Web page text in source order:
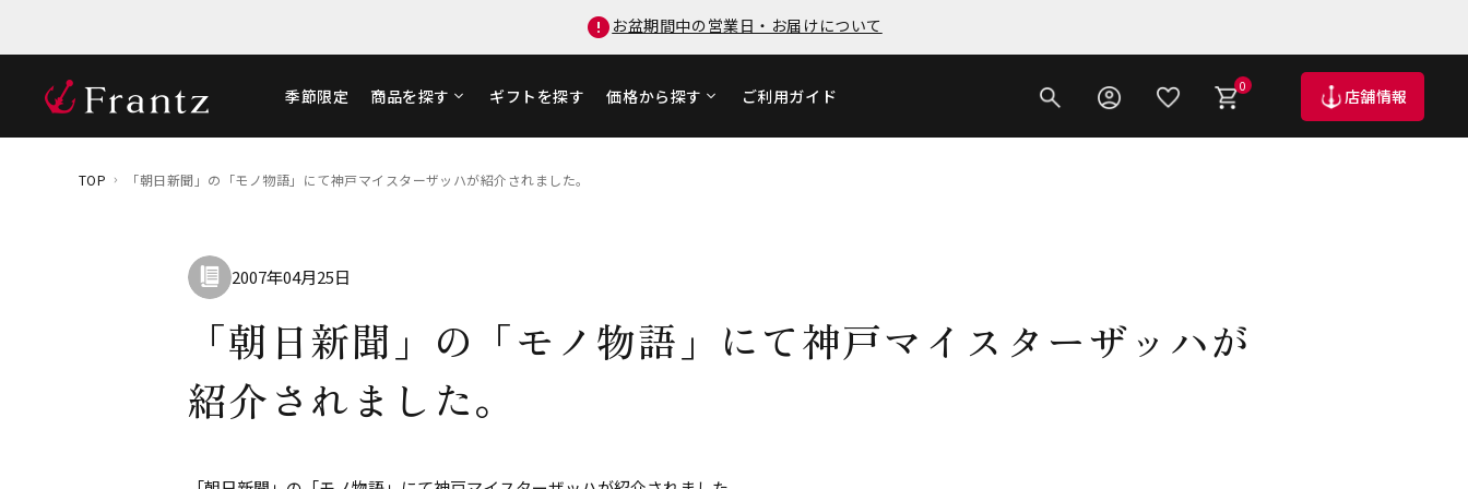
お盆期間中の営業日・お届けについて
季節限定 商品を探す ギフトを探す 価格から探す ご利用ガイド 0 店舗情報
TOP 「朝日新聞」の「モノ物語」にて神戸マイスターザッハが紹介されました。
2007年04月25日
「朝日新聞」の「モノ物語」にて神戸マイスターザッハが
紹介されました。